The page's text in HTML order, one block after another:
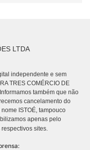
LTDA
independente e sem
TRES COMÉRCIO DE
também que não
cancelamento do
ISTOÉ, tampouco
apenas pelo
respectivos sites.